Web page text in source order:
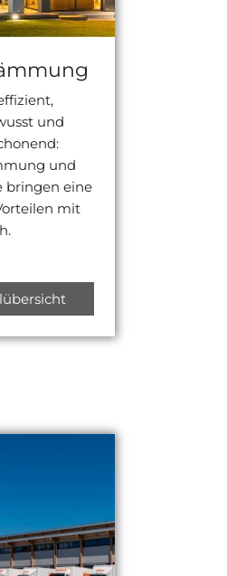
und
und
bringen eine
mit